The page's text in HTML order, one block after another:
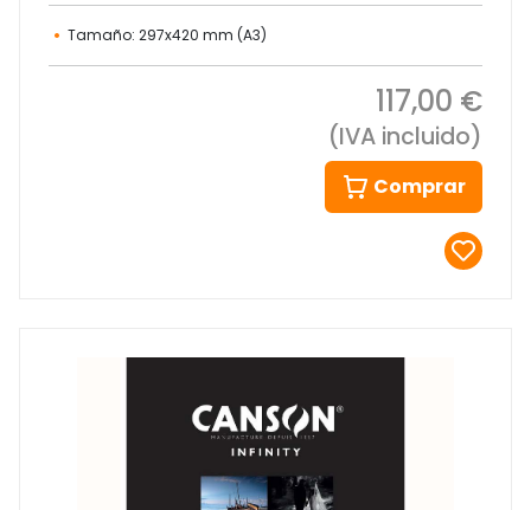
Tamaño: 297x420 mm (A3)
117,00 €
(IVA incluido)
Comprar